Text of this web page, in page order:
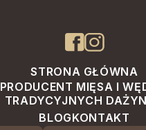
STRONA GŁÓWNA
PRODUCENT MIĘSA I
TRADYCYJNYCH
BLOGKONTAKT